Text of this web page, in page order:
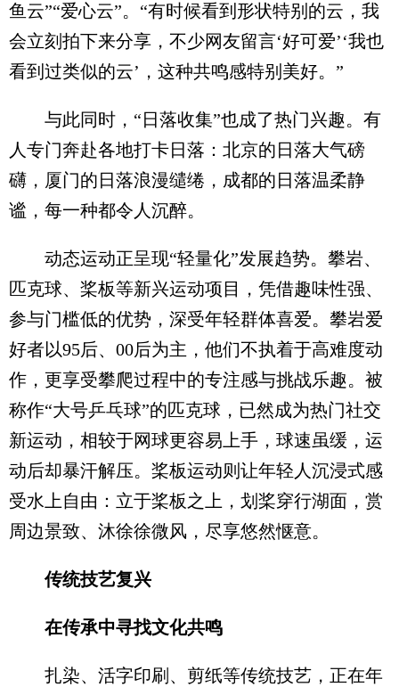
鱼云”“爱心云”。“有时候看到形状特别的云，我
会立刻拍下来分享，不少网友留言‘好可爱’‘我也
看到过类似的云’，这种共鸣感特别美好。”
与此同时，“日落收集”也成了热门兴趣。有
人专门奔赴各地打卡日落：北京的日落大气磅
礴，厦门的日落浪漫缱绻，成都的日落温柔静
谧，每一种都令人沉醉。
动态运动正呈现“轻量化”发展趋势。攀岩、
匹克球、桨板等新兴运动项目，凭借趣味性强、
参与门槛低的优势，深受年轻群体喜爱。攀岩爱
好者以95后、00后为主，他们不执着于高难度动
作，更享受攀爬过程中的专注感与挑战乐趣。被
称作“大号乒乓球”的匹克球，已然成为热门社交
新运动，相较于网球更容易上手，球速虽缓，运
动后却暴汗解压。桨板运动则让年轻人沉浸式感
受水上自由：立于桨板之上，划桨穿行湖面，赏
周边景致、沐徐徐微风，尽享悠然惬意。
传统技艺复兴
在传承中寻找文化共鸣
扎染、活字印刷、剪纸等传统技艺，正在年